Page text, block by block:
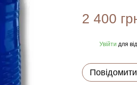
2 400
Увійти для